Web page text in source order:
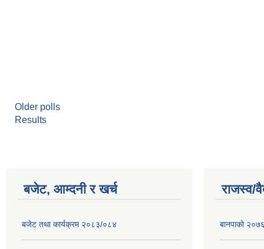
Older polls
Results
बजेट, आम्दनी र खर्च
बजेट तथा कार्यक्रम २०८३/०८४
राजस्व/
बानपाको